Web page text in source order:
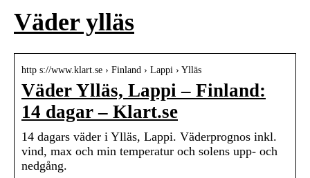
Väder ylläs
http s://www.klart.se › Finland › Lappi › Ylläs
Väder Ylläs, Lappi – Finland:
14 dagar – Klart.se
14 dagars väder i Ylläs, Lappi. Väderprognos inkl.
vind, max och min temperatur och solens upp- och
nedgång.